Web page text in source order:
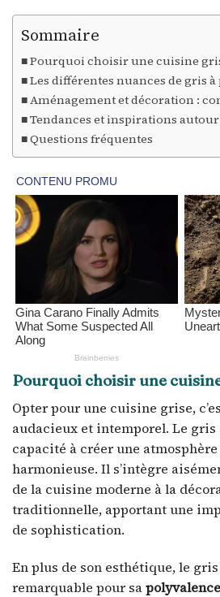
Sommaire
Pourquoi choisir une cuisine
Les différentes nuances de gris
Aménagement et décoration :
Tendances et inspirations
Questions fréquentes
Pourquoi choisir une
Opter pour une cuisine grise,
audacieux et intemporel. Le gris
capacité à créer une
harmonieuse. Il s’intègre
de la cuisine moderne à la
traditionnelle, apportant une
de sophistication.
En plus de son esthétique, le
remarquable pour sapolyvalence